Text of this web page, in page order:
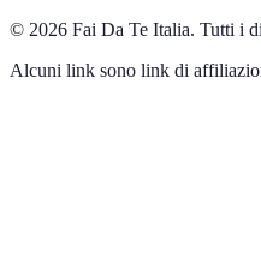
© 2026 Fai Da Te Italia. Tutti i
Alcuni link sono link di